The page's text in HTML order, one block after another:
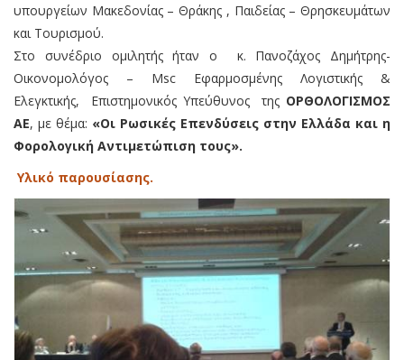
υπουργείων Μακεδονίας – Θράκης , Παιδείας – Θρησκευμάτων
και Τουρισμού.
Στο συνέδριο ομιλητής ήταν ο κ. Πανοζάχος Δημήτρης-
Οικονομολόγος – Msc Εφαρμοσμένης Λογιστικής &
Ελεγκτικής, Επιστημονικός Υπεύθυνος της ΟΡΘΟΛΟΓΙΣΜΟΣ
ΑΕ, με θέμα: «Οι Ρωσικές Επενδύσεις στην Ελλάδα και η
Φορολογική Αντιμετώπιση τους».
Υλικό παρουσίασης.